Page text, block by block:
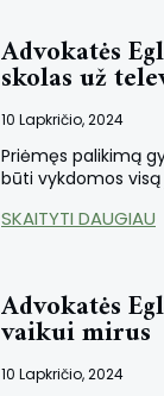
Advokatės
skolas už
10 Lapkričio, 2024
Priėmęs palikimą
būti vykdomos
SKAITYTI DAUGIAU
Advokatės
vaikui mirus
10 Lapkričio, 2024